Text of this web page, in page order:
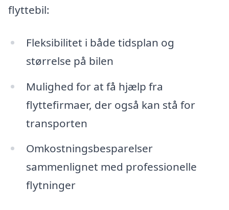
flyttebil:
Fleksibilitet i både tidsplan og
størrelse på bilen
Mulighed for at få hjælp fra
flyttefirmaer, der også kan stå for
transporten
Omkostningsbesparelser
sammenlignet med professionelle
flytninger